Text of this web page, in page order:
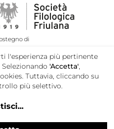
di
l'esperienza più pertinente
'Accetta',
Tuttavia, cliccando su
più selettivo.
...